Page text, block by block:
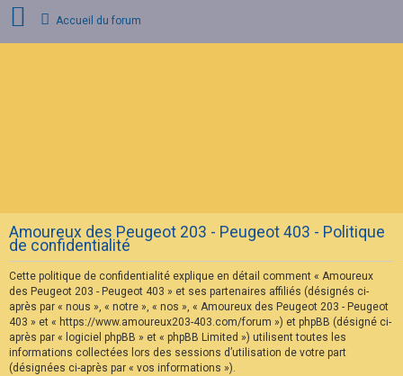
I
n
s
c
r
i
p
t
i
o
n
Accueil du forum
Amoureux des Peugeot 203 - Peugeot 403 - Politique
de confidentialité
Cette politique de confidentialité explique en détail comment « Amoureux
des Peugeot 203 - Peugeot 403 » et ses partenaires affiliés (désignés ci-
après par « nous », « notre », « nos », « Amoureux des Peugeot 203 - Peugeot
403 » et « https://www.amoureux203-403.com/forum ») et phpBB (désigné ci-
après par « logiciel phpBB » et « phpBB Limited ») utilisent toutes les
informations collectées lors des sessions d’utilisation de votre part
(désignées ci-après par « vos informations »).